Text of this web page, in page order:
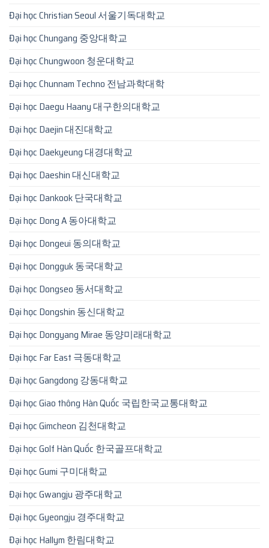
Đại học Christian Seoul 서울기독대학교
Đại học Chungang 중앙대학교
Đại học Chungwoon 청운대학교
Đại học Chunnam Techno 전남과학대학
Đại học Daegu Haany 대구한의대학교
Đại học Daejin 대진대학교
Đại học Daekyeung 대경대학교
Đại học Daeshin 대신대학교
Đại học Dankook 단국대학교
Đại học Dong A 동아대학교
Đại học Dongeui 동의대학교
Đại học Dongguk 동국대학교
Đại học Dongseo 동서대학교
Đại học Dongshin 동신대학교
Đại học Dongyang Mirae 동양미래대학교
Đại học Far East 극동대학교
Đại học Gangdong 강동대학교
Đại học Giao thông Hàn Quốc 국립한국교통대학교
Đại học Gimcheon 김천대학교
Đại học Golf Hàn Quốc 한국골프대학교
Đại học Gumi 구미대학교
Đại học Gwangju 광주대학교
Đại học Gyeongju 경주대학교
Đại học Hallym 한림대학교